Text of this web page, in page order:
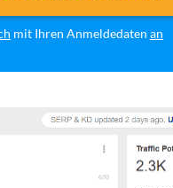
mit Ihren Anmeldedaten an